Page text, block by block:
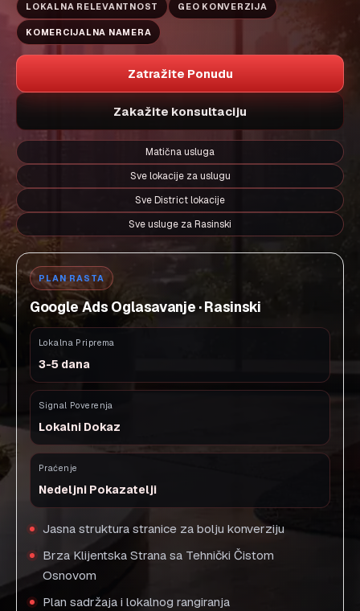
LOKALNA RELEVANTNOST GEO KONVERZIJA
KOMERCIJALNA NAMERA
Zatražite Ponudu
Zakažite konsultaciju
Matična usluga
Sve lokacije za uslugu
Sve District lokacije
Sve usluge za Rasinski
PLAN RASTA
Google Ads Oglasavanje · Rasinski
Lokalna Priprema
3-5 dana
Signal Poverenja
Lokalni Dokaz
Praćenje
Nedeljni Pokazatelji
Jasna struktura stranice za bolju konverziju
Brza Klijentska Strana sa Tehnički Čistom
Osnovom
Plan sadržaja i lokalnog rangiranja